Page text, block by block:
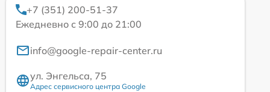
+7 (351) 200-51-37
Ежедневно с 9:00 до 21:00
info@google-repair-center.ru
ул. Энгельса, 75
Адрес сервисного центра Google